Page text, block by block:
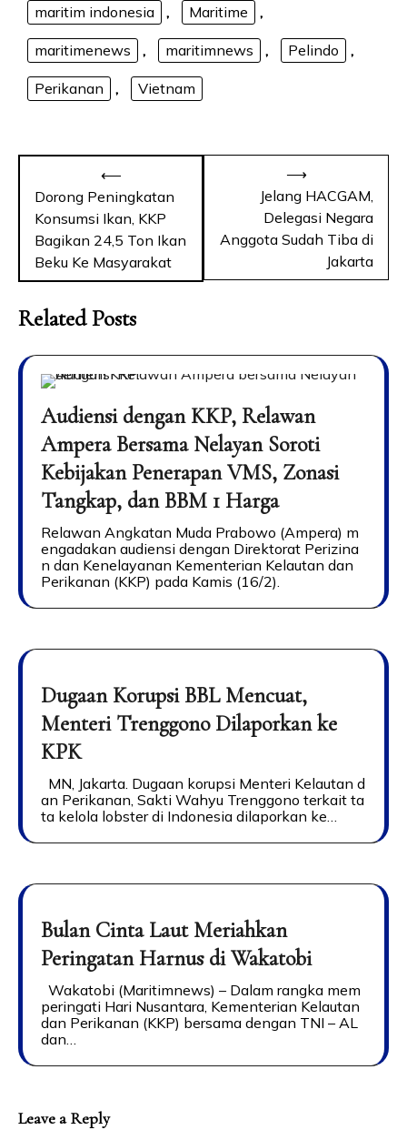
maritim indonesia , Maritime ,
maritimenews , maritimnews , Pelindo ,
Perikanan , Vietnam
⟵
Dorong Peningkatan
Konsumsi Ikan, KKP
Bagikan 24,5 Ton Ikan
Beku Ke Masyarakat
Jelang HACGAM,
Delegasi Negara
Anggota Sudah Tiba di
Jakarta
⟶
Related Posts
Audiensi dengan KKP, Relawan
Ampera Bersama Nelayan Soroti
Kebijakan Penerapan VMS, Zonasi
Tangkap, dan BBM 1 Harga
Relawan Angkatan Muda Prabowo (Ampera) m
engadakan audiensi dengan Direktorat Perizina
n dan Kenelayanan Kementerian Kelautan dan
Perikanan (KKP) pada Kamis (16/2).
Dugaan Korupsi BBL Mencuat,
Menteri Trenggono Dilaporkan ke
KPK
MN, Jakarta. Dugaan korupsi Menteri Kelautan d
an Perikanan, Sakti Wahyu Trenggono terkait ta
ta kelola lobster di Indonesia dilaporkan ke…
Bulan Cinta Laut Meriahkan
Peringatan Harnus di Wakatobi
Wakatobi (Maritimnews) – Dalam rangka mem
peringati Hari Nusantara, Kementerian Kelautan
dan Perikanan (KKP) bersama dengan TNI – AL
dan…
Leave a Reply